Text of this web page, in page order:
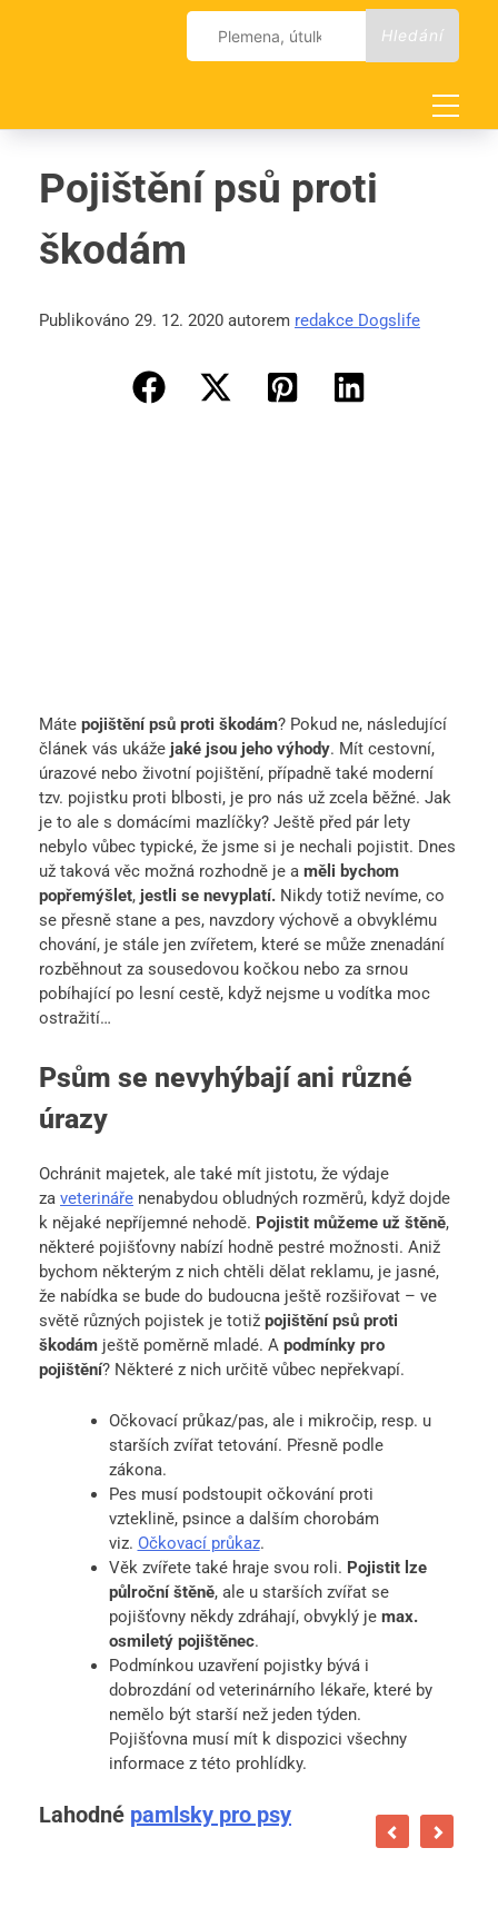
Vyhledávání
Pojištění psů proti
škodám
Publikováno 29. 12. 2020 autorem redakce Dogslife
Máte pojištění psů proti škodám? Pokud ne, následující
článek vás ukáže jaké jsou jeho výhody. Mít cestovní,
úrazové nebo životní pojištění, případně také moderní
tzv. pojistku proti blbosti, je pro nás už zcela běžné. Jak
je to ale s domácími mazlíčky? Ještě před pár lety
nebylo vůbec typické, že jsme si je nechali pojistit. Dnes
už taková věc možná rozhodně je a měli bychom
popřemýšlet, jestli se nevyplatí. Nikdy totiž nevíme, co
se přesně stane a pes, navzdory výchově a obvyklému
chování, je stále jen zvířetem, které se může znenadání
rozběhnout za sousedovou kočkou nebo za srnou
pobíhající po lesní cestě, když nejsme u vodítka moc
ostražití…
Psům se nevyhýbají ani různé
úrazy
Ochránit majetek, ale také mít jistotu, že výdaje
za veterináře nenabydou obludných rozměrů, když dojde
k nějaké nepříjemné nehodě. Pojistit můžeme už štěně,
některé pojišťovny nabízí hodně pestré možnosti. Aniž
bychom některým z nich chtěli dělat reklamu, je jasné,
že nabídka se bude do budoucna ještě rozšiřovat – ve
světě různých pojistek je totiž pojištění psů proti
škodám ještě poměrně mladé. A podmínky pro
pojištění? Některé z nich určitě vůbec nepřekvapí.
Očkovací průkaz/pas, ale i mikročip, resp. u
starších zvířat tetování. Přesně podle
zákona.
Pes musí podstoupit očkování proti
vzteklině, psince a dalším chorobám
viz. Očkovací průkaz.
Věk zvířete také hraje svou roli. Pojistit lze
půlroční štěně, ale u starších zvířat se
pojišťovny někdy zdráhají, obvyklý je max.
osmiletý pojištěnec.
Podmínkou uzavření pojistky bývá i
dobrozdání od veterinárního lékaře, které by
nemělo být starší než jeden týden.
Pojišťovna musí mít k dispozici všechny
informace z této prohlídky.
Lahodné pamlsky pro psy